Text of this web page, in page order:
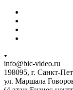
info@bic-video.ru
198095, г. Санкт-
ул. Маршала